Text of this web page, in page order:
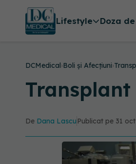
Lifestyle Doza
DCMedical›Boli și Afecțiuni›
De Dana Lascu Publicat pe 31